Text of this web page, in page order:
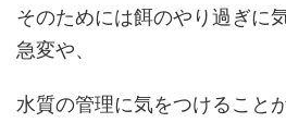
そのためには餌のやり過ぎに
急変や、
水質の管理に気をつけること